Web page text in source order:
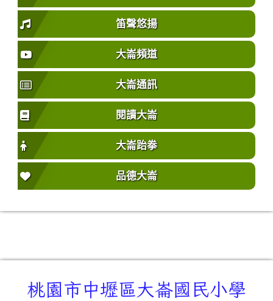
笛聲悠揚
大崙頻道
大崙通訊
閱讀大崙
大崙跆拳
品德大崙
桃園市中壢區大崙國民小學